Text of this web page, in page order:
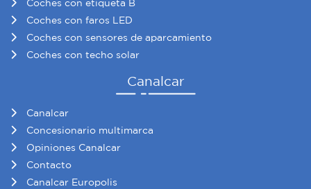
Coches con etiqueta B
Coches con faros LED
Coches con sensores de aparcamiento
Coches con techo solar
Canalcar
Canalcar
Concesionario multimarca
Opiniones Canalcar
Contacto
Canalcar Europolis